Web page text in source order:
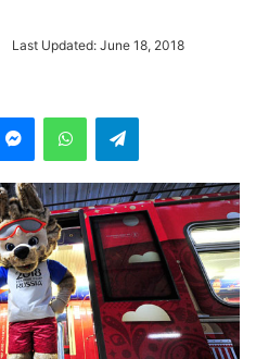
Last Updated: June 18, 2018